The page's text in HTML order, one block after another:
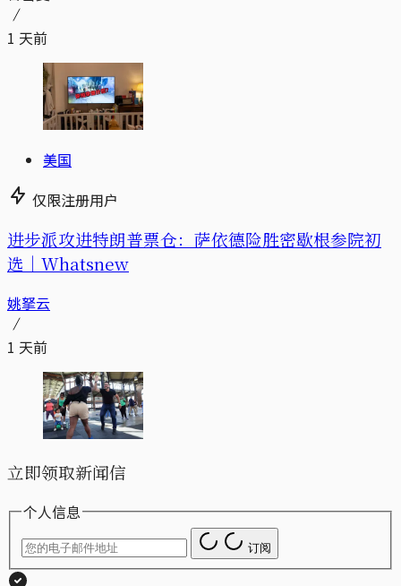
1 天前
美国
仅限注册用户
进步派攻进特朗普票仓：萨依德险胜密歇根参院初
选｜Whatsnew
姚拏云
1 天前
立即领取新闻信
个人信息
订阅